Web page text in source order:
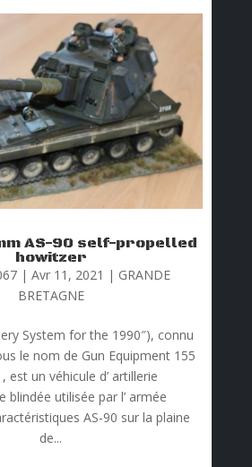
AS-90 self-propelled
howitzer
| Avr 11, 2021 | GRANDE
BRETAGNE
System for the 1990″), connu
le nom de Gun Equipment 155
est un véhicule d’ artillerie
blindée utilisée par l’ armée
AS-90 sur la plaine
de...